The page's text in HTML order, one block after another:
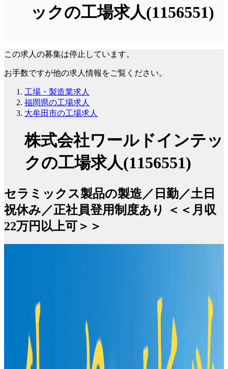
ックの工場求人(1156551)
この求人の募集は停止しています。
お手数ですが他の求人情報をご覧ください。
工場・製造業求人
福岡県の工場求人
大牟田市の工場求人
株式会社ワールドインテッ
クの工場求人(1156551)
セラミックス製品の製造／日勤／土日
祝休み／正社員登用制度あり ＜＜月収
22万円以上可＞＞